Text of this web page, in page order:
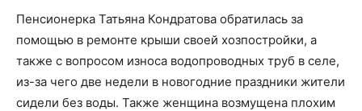
Пенсионерка Татьяна Кондратова обратилась за
помощью в ремонте крыши своей хозпостройки, а
также с вопросом износа водопроводных труб в селе,
из-за чего две недели в новогодние праздники жители
сидели без воды. Также женщина возмущена плохим